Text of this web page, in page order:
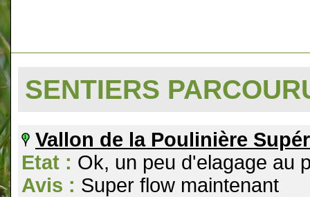
SENTIERS
Vallon de la Poulinière
Etat : Ok, un peu d'elagage au
Avis : Super flow maintenant